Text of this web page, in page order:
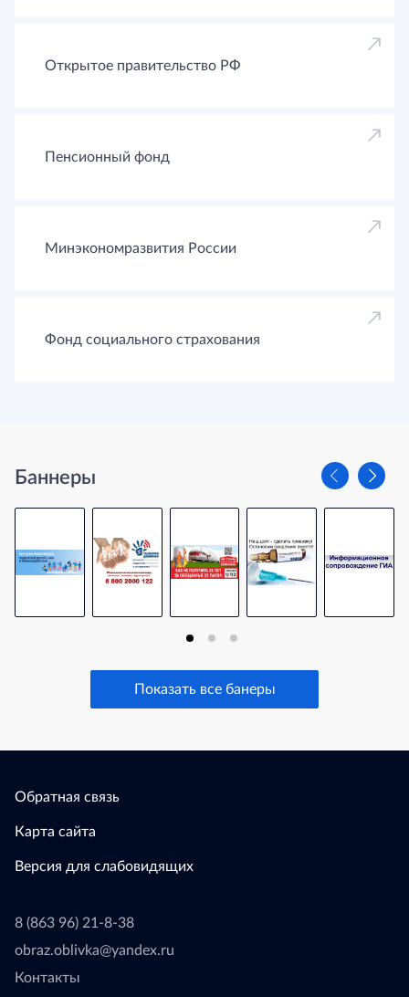
Открытое правительство РФ
Пенсионный фонд
Минэкономразвития России
Фонд социального страхования
Баннеры
Показать все банеры
Обратная связь
Карта сайта
Версия для слабовидящих
8 (863 96) 21-8-38
obraz.oblivka@yandex.ru
Контакты